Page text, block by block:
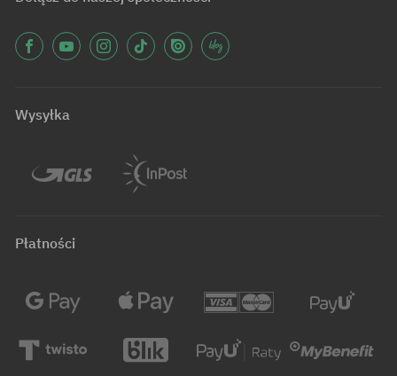
Wysyłka
Płatności